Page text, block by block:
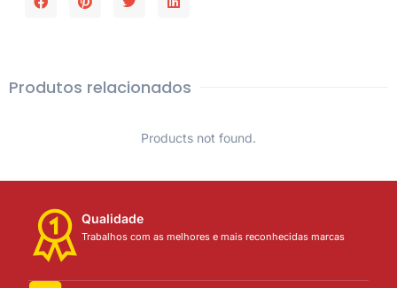
Produtos relacionados
Products not found.
Qualidade
Trabalhos com as melhores e mais reconhecidas marcas